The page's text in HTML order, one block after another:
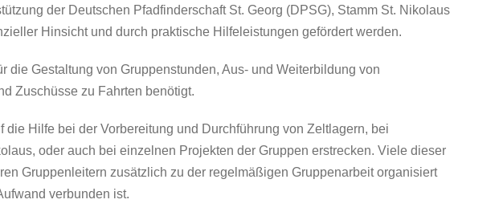
der Deutschen Pfadfinderschaft St. Georg (DPSG), Stamm St. Nikolaus
Hinsicht und durch praktische Hilfeleistungen gefördert werden.
die Gestaltung von Gruppenstunden, Aus- und Weiterbildung von
Zuschüsse zu Fahrten benötigt.
die Hilfe bei der Vorbereitung und Durchführung von Zeltlagern, bei
oder auch bei einzelnen Projekten der Gruppen erstrecken. Viele dieser
Gruppenleitern zusätzlich zu der regelmäßigen Gruppenarbeit organisiert
verbunden ist.